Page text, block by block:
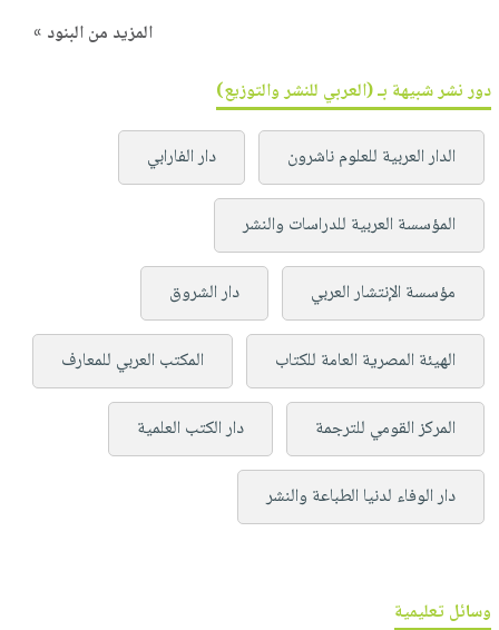
المزيد من البنود »
دور نشر شبيهة بـ (العربي للنشر والتوزيع)
الدار العربية للعلوم ناشرون دار الفارابي
المؤسسة العربية للدراسات والنشر
مؤسسة الإنتشار العربي دار الشروق
الهيئة المصرية العامة للكتاب المكتب العربي للمعارف
المركز القومي للترجمة دار الكتب العلمية
دار الوفاء لدنيا الطباعة والنشر
وسائل تعليمية